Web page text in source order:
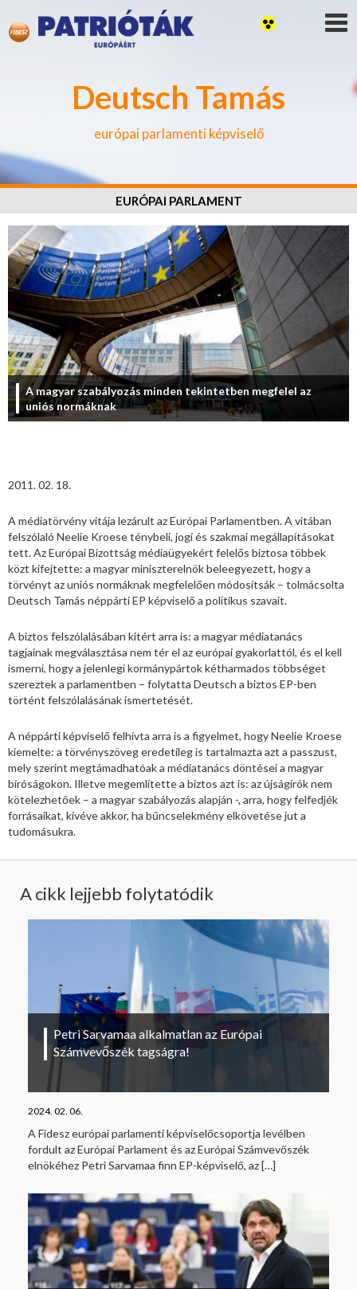
Deutsch Tamás
európai parlamenti képviselő
EURÓPAI PARLAMENT
A magyar szabályozás minden tekintetben megfelel az
uniós normáknak
2011. 02. 18.
A médiatörvény vitája lezárult az Európai Parlamentben. A vitában
felszólaló Neelie Kroese ténybeli, jogi és szakmai megállapításokat
tett. Az Európai Bizottság médiaügyekért felelős biztosa többek
közt kifejtette: a magyar miniszterelnök beleegyezett, hogy a
törvényt az uniós normáknak megfelelően módosítsák – tolmácsolta
Deutsch Tamás néppárti EP képviselő a politikus szavait.
A biztos felszólalásában kitért arra is: a magyar médiatanács
tagjainak megválasztása nem tér el az európai gyakorlattól, és el kell
ismerni, hogy a jelenlegi kormánypártok kétharmados többséget
szereztek a parlamentben – folytatta Deutsch a biztos EP-ben
történt felszólalásának ismertetését.
A néppárti képviselő felhívta arra is a figyelmet, hogy Neelie Kroese
kiemelte: a törvényszöveg eredetileg is tartalmazta azt a passzust,
mely szerint megtámadhatóak a médiatanács döntései a magyar
bíróságokon. Illetve megemlítette a biztos azt is: az újságírók nem
kötelezhetőek – a magyar szabályozás alapján -, arra, hogy felfedjék
forrásaikat, kivéve akkor, ha bűncselekmény elkövetése jut a
tudomásukra.
A cikk lejjebb folytatódik
Petri Sarvamaa alkalmatlan az Európai
Számvevőszék tagságra!
2024. 02. 06.
A Fidesz európai parlamenti képviselőcsoportja levélben
fordult az Európai Parlament és az Európai Számvevőszék
elnökéhez Petri Sarvamaa finn EP-képviselő, az[…]